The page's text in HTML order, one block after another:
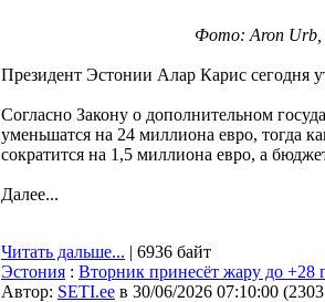
Фото: Aron Urb,
Президент Эстонии Алар Карис сегодня
Согласно Закону о дополнительном
уменьшатся на 24 миллиона евро, тогда
сократится на 1,5 миллиона евро, а
Далее...
Читать дальше... | 6936 байт
Эстония : Вторник принесёт жару до +28
Автор: SETI.ee в 30/06/2026 07:10:00 (